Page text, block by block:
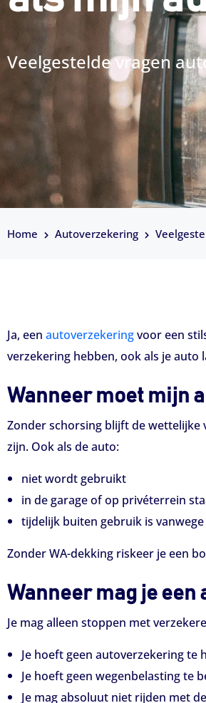
Veelgestelde vragen
Home Autoverzekering
Ja, een autoverzekeringvoor een
verzekering hebben, ook als je auto
Wanneer moet mijn
Zonder schorsing blijft de wettelijke
zijn. Ook als de auto:
niet wordt gebruikt
in de garage of op privéterrein
tijdelijk buiten gebruik is
Zonder WA-dekking riskeer je een
Wanneer mag je
Je mag alleen stoppen met
Je hoeft geen autoverzekering te
Je hoeft geen wegenbelasting te
Je mag absoluut niet rijden met